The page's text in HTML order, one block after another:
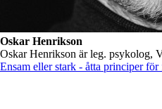
Oskar Henrikson
Oskar Henrikson är leg. psykolog,
Ensam eller stark - åtta principer för